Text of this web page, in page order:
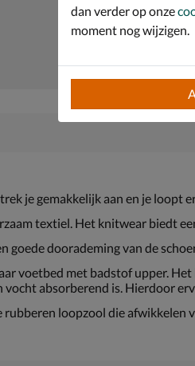
je gemakkelijk aan en je loopt
textiel. Het knitwear biedt
goede doorademing van de
voetbed met badstof upper.
absorberend is. Hierdoor
loopzool die afwikkelen
dan verder op onze
moment nog wijzigen.